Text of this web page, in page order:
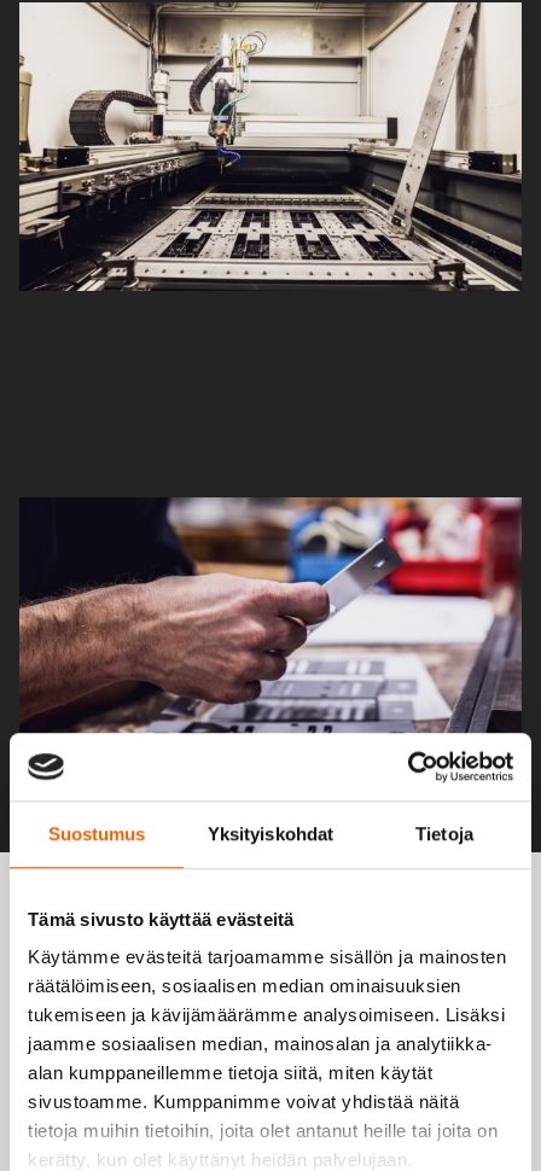
Suostumus Yksityiskohdat Tietoja
Tämä sivusto käyttää evästeitä
Käytämme evästeitä tarjoamamme sisällön ja mainosten
räätälöimiseen, sosiaalisen median ominaisuuksien
tukemiseen ja kävijämäärämme analysoimiseen. Lisäksi
jaamme sosiaalisen median, mainosalan ja analytiikka-
alan kumppaneillemme tietoja siitä, miten käytät
sivustoamme. Kumppanimme voivat yhdistää näitä
tietoja muihin tietoihin, joita olet antanut heille tai joita on
kerätty, kun olet käyttänyt heidän palvelujaan.
REFERENSSI: ADIABATIX
LUOTTAA VESLATECIN
OHUTLEVYOSAAMISEEN